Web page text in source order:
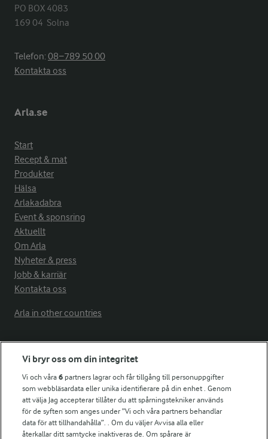
PO BOX 4083
169 04  Solna
Telefon:08−789 50 00
Kontakta oss
Arla.se
Start
Recept & mat
Produkter
Hälsa
Arlakadabra
Event & sponsring
Aktuellt
Om Arla
Nyheter & press
Jobb & karriär
Kontakta oss
Arla in other countries
Fler Arlasajter
För ägare
Arlas kundportal
Arla.com
Falbygdens Ost
Vi bryr oss om din integritet
Vi och våra6 partners lagrar och får tillgång till personuppgifter
som webbläsardata eller unika identifierare på din enhet . Genom
att välja Jag accepterar tillåter du att spårningstekniker används
för de syften som anges under ”Vi och våra partners behandlar
data för att tillhandahålla”. . Om du väljer Avvisa alla eller
återkallar ditt samtycke inaktiveras de. Om spårare är